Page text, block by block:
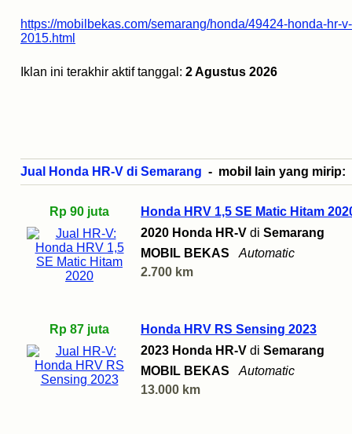
https://mobilbekas.com/semarang/honda/49424-honda-hr-
2015.html
Iklan ini terakhir aktif tanggal: 2 Agustus 2026
Jual Honda HR-V di Semarang - mobil lain yang mirip:
Rp 90 juta
Honda HRV 1,5 SE Matic Hitam
2020 Honda HR-V di Semarang
MOBIL BEKAS
Automatic
2.700 km
Rp 87 juta
Honda HRV RS Sensing 2023
2023 Honda HR-V di Semarang
MOBIL BEKAS
Automatic
13.000 km